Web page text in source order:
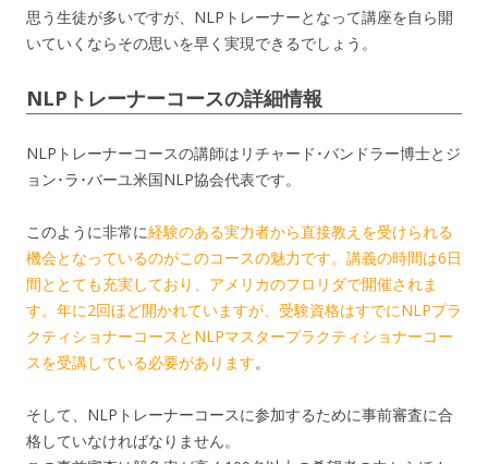
思う生徒が多いですが、NLPトレーナーとなって講座を自ら開
いていくならその思いを早く実現できるでしょう。
NLPトレーナーコースの詳細情報
NLPトレーナーコースの講師はリチャード･バンドラー博士とジ
ョン･ラ･バーユ米国NLP協会代表です。
このように非常に経験のある実力者から直接教えを受けられる
機会となっているのがこのコースの魅力です。講義の時間は6日
間ととても充実しており、アメリカのフロリダで開催されま
す。年に2回ほど開かれていますが、受験資格はすでにNLPプラ
クティショナーコースとNLPマスタープラクティショナーコー
スを受講している必要があります。
そして、NLPトレーナーコースに参加するために事前審査に合
格していなければなりません。